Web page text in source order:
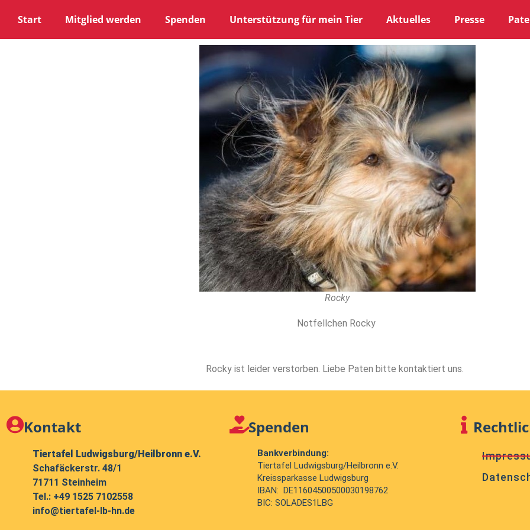
Start Mitglied werden Spenden Unterstützung für mein Tier Aktuelles Presse
Rocky
Notfellchen Rocky
Rocky ist leider verstorben. Liebe Paten bitte kontaktiert uns.
Kontakt
Tiertafel Ludwigsburg/Heilbronn e.V.
Schafäckerstr. 48/1
71711 Steinheim
Tel.: +49 1525 7102558
info@tiertafel-lb-hn.de
Spenden
Bankverbindung:
Tiertafel Ludwigsburg/Heilbronn e.V.
Kreissparkasse Ludwigsburg
IBAN: DE11604500500030198762
BIC: SOLADES1LBG